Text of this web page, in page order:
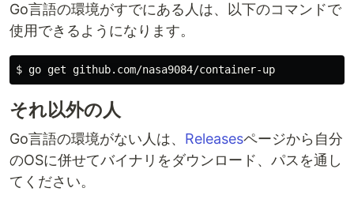
Go言語の環境がすでにある人は、以下のコマンドで
使用できるようになります。
それ以外の人
Go言語の環境がない人は、 Releasesページから自分
のOSに併せてバイナリをダウンロード、パスを通し
てください。